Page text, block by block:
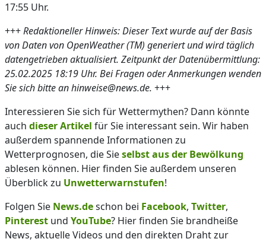
17:55 Uhr.
+++Redaktioneller Hinweis: Dieser Text wurde auf der Basis
von Daten von OpenWeather (TM) generiert und wird täglich
datengetrieben aktualisiert. Zeitpunkt der Datenübermittlung:
25.02.2025 18:19 Uhr. Bei Fragen oder Anmerkungen wenden
Sie sich bitte an hinweise@news.de. +++
Interessieren Sie sich für Wettermythen? Dann könnte
auch dieser Artikel für Sie interessant sein. Wir haben
außerdem spannende Informationen zu
Wetterprognosen, die Sieselbst aus der Bewölkung
ablesen können. Hier finden Sie außerdem unseren
Überblick zu Unwetterwarnstufen!
Folgen Sie News.deschon bei Facebook, Twitter,
Pinterest und YouTube? Hier finden Sie brandheiße
News, aktuelle Videos und den direkten Draht zur